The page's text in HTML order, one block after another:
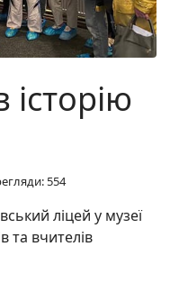
554
ліцей у музеї
та вчителів